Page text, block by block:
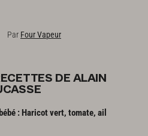
Par Four Vapeur
DE ALAIN
bébé : Haricotvert, tomate, ail